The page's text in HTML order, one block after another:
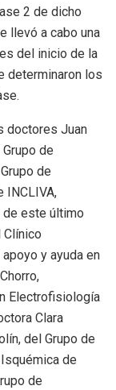
2 de dicho
llevó a cabo una
del inicio de la
determinaron los
doctores Juan
de
de
INCLIVA,
de este último
Clínico
y ayuda en
Electrofisiología
Clara
del Grupo de
de
de